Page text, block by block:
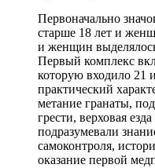
Первоначально
старше 18 лет и
и женщин
Первый комплекс
которую входило 21
практический
метание гранаты,
грести, верховая
подразумевали
самоконтроля,
оказание первой